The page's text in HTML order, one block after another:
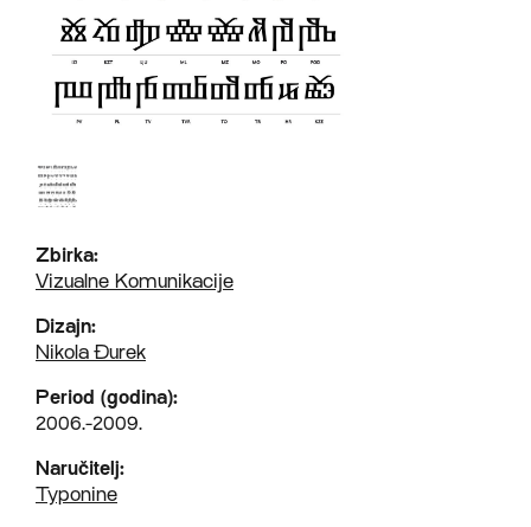
Zbirka:
Vizualne Komunikacije
Dizajn:
Nikola Đurek
Period (godina):
2006.-2009.
Naručitelj:
Typonine